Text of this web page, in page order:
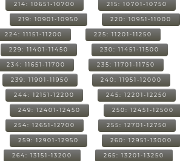
214: 10651-10700 215: 10701-10750
219: 10901-10950 220: 10951-11000
224: 11151-11200 225: 11201-11250
229: 11401-11450 230: 11451-11500
234: 11651-11700 235: 11701-11750
239: 11901-11950 240: 11951-12000
244: 12151-12200 245: 12201-12250
249: 12401-12450 250: 12451-12500
254: 12651-12700 255: 12701-12750
259: 12901-12950 260: 12951-13000
264: 13151-13200 265: 13201-13250